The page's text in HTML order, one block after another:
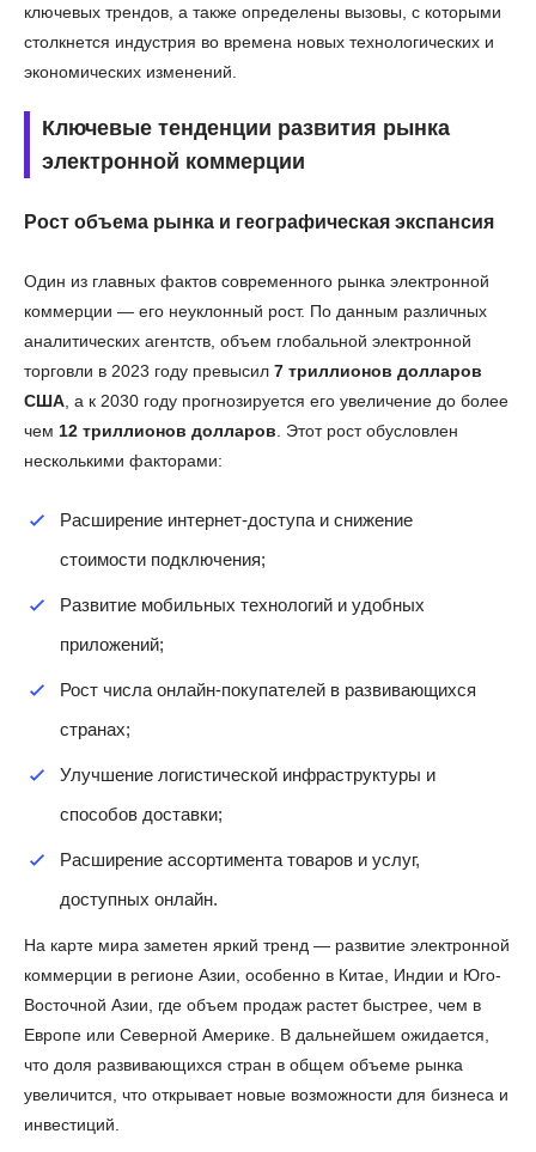
ключевых трендов, а также определены вызовы, с которыми
столкнется индустрия во времена новых технологических и
экономических изменений.
Ключевые тенденции развития рынка
электронной коммерции
Рост объема рынка и географическая экспансия
Один из главных фактов современного рынка электронной
коммерции — его неуклонный рост. По данным различных
аналитических агентств, объем глобальной электронной
торговли в 2023 году превысил 7 триллионов долларов
США , а к 2030 году прогнозируется его увеличение до более
чем 12 триллионов долларов . Этот рост обусловлен
несколькими факторами:
Расширение интернет-доступа и снижение
стоимости подключения;
Развитие мобильных технологий и удобных
приложений;
Рост числа онлайн-покупателей в развивающихся
странах;
Улучшение логистической инфраструктуры и
способов доставки;
Расширение ассортимента товаров и услуг,
доступных онлайн.
На карте мира заметен яркий тренд — развитие электронной
коммерции в регионе Азии, особенно в Китае, Индии и Юго-
Восточной Азии, где объем продаж растет быстрее, чем в
Европе или Северной Америке. В дальнейшем ожидается,
что доля развивающихся стран в общем объеме рынка
увеличится, что открывает новые возможности для бизнеса и
инвестиций.